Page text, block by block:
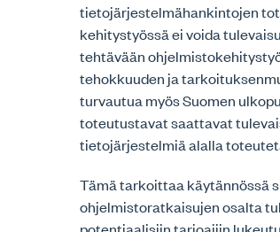
tietojärjestelmähankintojen
kehitystyössä ei voida
tehtävään
tehokkuuden ja
turvautua myös Suomen
toteutustavat saattavat
tietojärjestelmiä alalla
Tämä tarkoittaa käytännössä
ohjelmistoratkaisujen osalta